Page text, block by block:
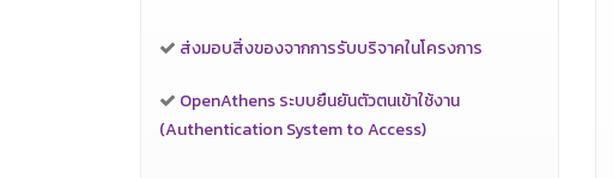
ส่งมอบสิ่งของจากการรับบริจาคในโครงการ
OpenAthens ระบบยืนยันตัวตนเข้าใช้งาน
(Authentication System to Access)